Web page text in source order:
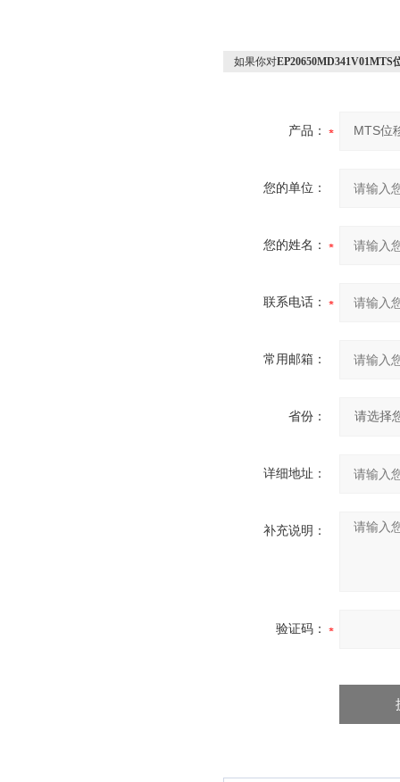
如果你对EP20650MD341V01MTS
产品：
您的单位：
您的姓名：
联系电话：
常用邮箱：
省份：
详细地址：
补充说明：
验证码：